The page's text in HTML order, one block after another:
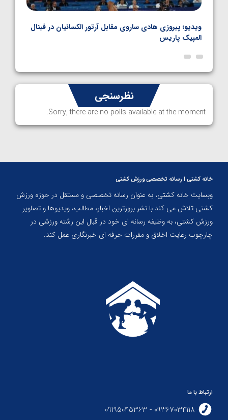
ویدیو؛ پیروزی هادی ساروی مقابل آرتور الکسانیان در فینال
المپیک پاریس
نظرسنجی
Sorry, there are no polls available at the moment.
خانه کشتی | رسانه تخصصی ورزش کشتی
وبسایت خانه کشتی، به عنوان رسانه تخصصی و مستقل در حوزه ورزش
کشتی تلاش می کند با نشر بروزترین اخبار، مطالب، ویدیوها و تصاویر
ورزش کشتی، به وظیفه رسانه ای خود در قبال این رشته ورزشی در
چارچوب رعایت اخلاق و مقررات حرفه ای خبرنگاری عمل کند.
ارتباط با ما
09367034118 - 09195045363